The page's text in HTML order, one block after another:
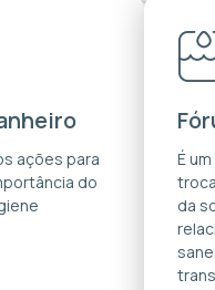
ações para
do
É
da